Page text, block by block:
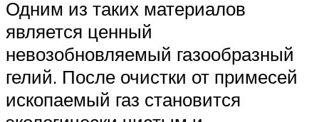
Одним из таких материалов
является ценный
невозобновляемый газообразный
гелий. После очистки от примесей
ископаемый газ становится